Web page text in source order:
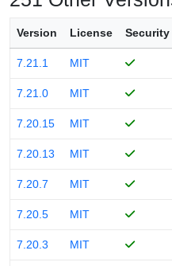
Version License Security
7.21.1 MIT
7.21.0 MIT
7.20.15 MIT
7.20.13 MIT
7.20.7 MIT
7.20.5 MIT
7.20.3 MIT